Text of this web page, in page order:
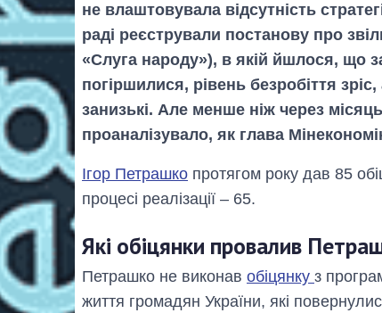
не влаштовувала відсутність
раді реєстрували постанову про
«Слуга народу»), в якій йшлося, що
погіршилися, рівень безробіття
занизькі. Але менше ніж через
проаналізувало, як глава
Ігор Петрашко протягом року дав 85
процесі реалізації – 65.
Які обіцянки провалив
Петрашко не виконав обіцянку з
життя громадян України, які